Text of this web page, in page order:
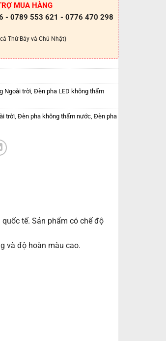
MUA HÀNG
- 0789 553 621 - 0776 470 298
Thứ Bảy và Chủ Nhật)
Ngoài trời, Đèn pha LED không thấm
trời, Đèn pha không thấm nước, Đèn pha
tế. Sản phẩm có chế độ
và độ hoàn màu cao.